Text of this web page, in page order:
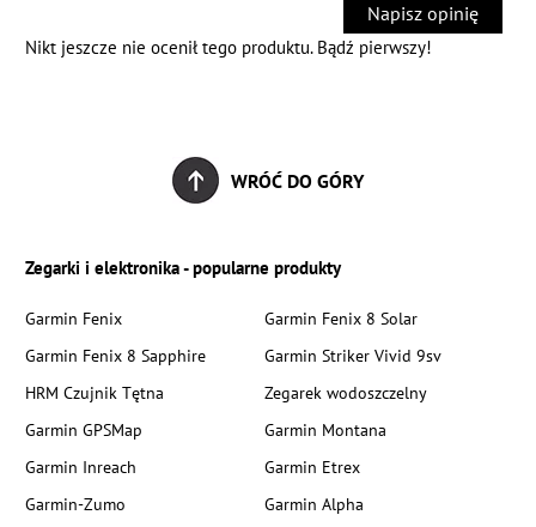
Napisz opinię
Nikt jeszcze nie ocenił tego produktu. Bądź pierwszy!
WRÓĆ DO GÓRY
Zegarki i elektronika - popularne produkty
Garmin Fenix
Garmin Fenix 8 Solar
Garmin Fenix 8 Sapphire
Garmin Striker Vivid 9sv
HRM Czujnik Tętna
Zegarek wodoszczelny
Garmin GPSMap
Garmin Montana
Garmin Inreach
Garmin Etrex
Garmin-Zumo
Garmin Alpha